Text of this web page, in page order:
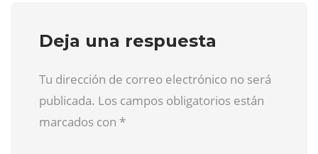
Deja una respuesta
Tu dirección de correo electrónico no será
publicada. Los campos obligatorios están
marcados con *